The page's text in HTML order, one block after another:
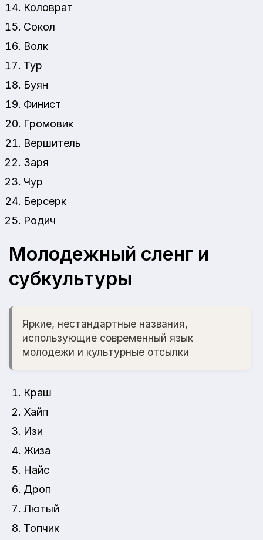
Коловрат
Сокол
Волк
Тур
Буян
Финист
Громовик
Вершитель
Заря
Чур
Берсерк
Родич
Молодежный сленг и
субкультуры
Яркие, нестандартные названия,
использующие современный язык
молодежи и культурные отсылки
Краш
Хайп
Изи
Жиза
Найс
Дроп
Лютый
Топчик